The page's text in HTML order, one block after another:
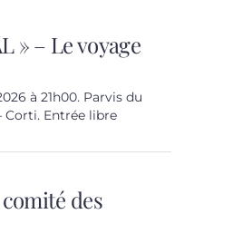
» – Le voyage
à 21h00. Parvis du
Corti. Entrée libre
des